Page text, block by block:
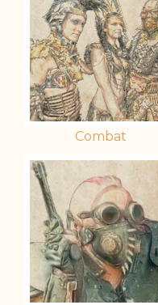
Combat